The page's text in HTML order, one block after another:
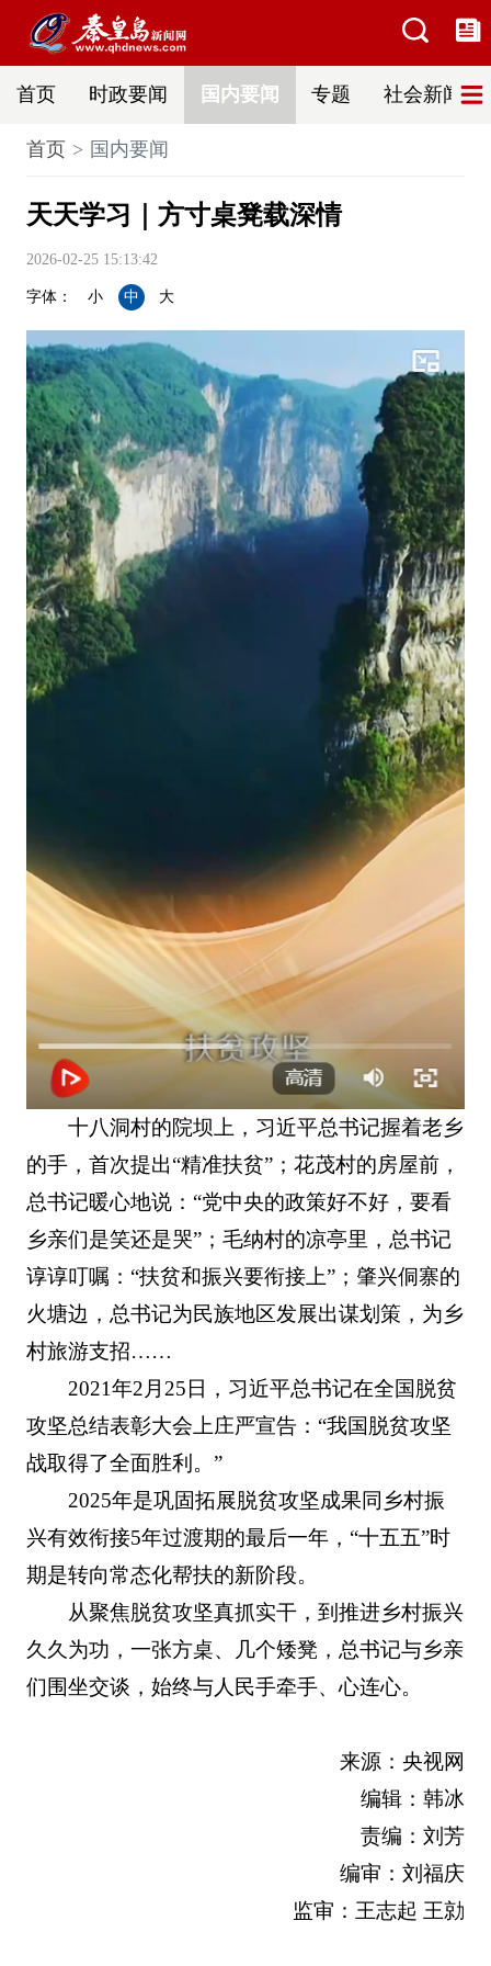
首页 时政要闻 国内要闻 专题 社会新闻
首页 国内要闻
天天学习｜方寸桌凳载深情
2026-02-25 15:13:42
字体： 小 中 大
十八洞村的院坝上，习近平总书记握着老乡
的手，首次提出“精准扶贫”；花茂村的房屋前，
总书记暖心地说：“党中央的政策好不好，要看
乡亲们是笑还是哭”；毛纳村的凉亭里，总书记
谆谆叮嘱：“扶贫和振兴要衔接上”；肇兴侗寨的
火塘边，总书记为民族地区发展出谋划策，为乡
村旅游支招……
2021年2月25日，习近平总书记在全国脱贫
攻坚总结表彰大会上庄严宣告：“我国脱贫攻坚
战取得了全面胜利。”
2025年是巩固拓展脱贫攻坚成果同乡村振
兴有效衔接5年过渡期的最后一年，“十五五”时
期是转向常态化帮扶的新阶段。
从聚焦脱贫攻坚真抓实干，到推进乡村振兴
久久为功，一张方桌、几个矮凳，总书记与乡亲
们围坐交谈，始终与人民手牵手、心连心。
来源：央视网
编辑：韩冰
责编：刘芳
编审：刘福庆
监审：王志起 王勍